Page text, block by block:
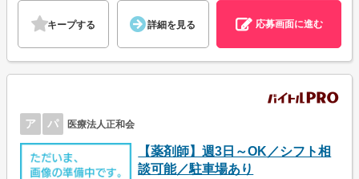
キープする 詳細を見る 応募画面に進む
ア パ 医療法人正和会
【薬剤師】週3日～OK／シフト相
談可能／駐車場あり